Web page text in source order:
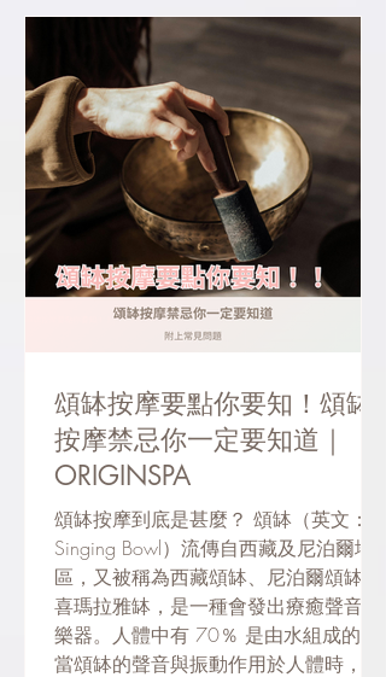
頌缽按摩要點你要知！頌缽
按摩禁忌你一定要知道｜
ORIGINSPA
頌缽按摩到底是甚麼？ 頌缽（英文：
Singing Bowl）流傳自西藏及尼泊爾地
區，又被稱為西藏頌缽、尼泊爾頌缽或
喜瑪拉雅缽，是一種會發出療癒聲音的
樂器。人體中有 70％ 是由水組成的，
當頌缽的聲音與振動作用於人體時，頌